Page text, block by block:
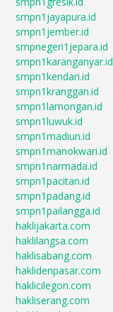
smpn1jayapura.id
smpn1jember.id
smpnegeri1jepara.id
smpn1karanganyar.id
smpn1kendari.id
smpn1kranggan.id
smpn1lamongan.id
smpn1luwuk.id
smpn1madiun.id
smpn1manokwari.id
smpn1narmada.id
smpn1pacitan.id
smpn1padang.id
smpn1pailangga.id
haklijakarta.com
haklilangsa.com
haklisabang.com
haklidenpasar.com
haklicilegon.com
hakliserang.com